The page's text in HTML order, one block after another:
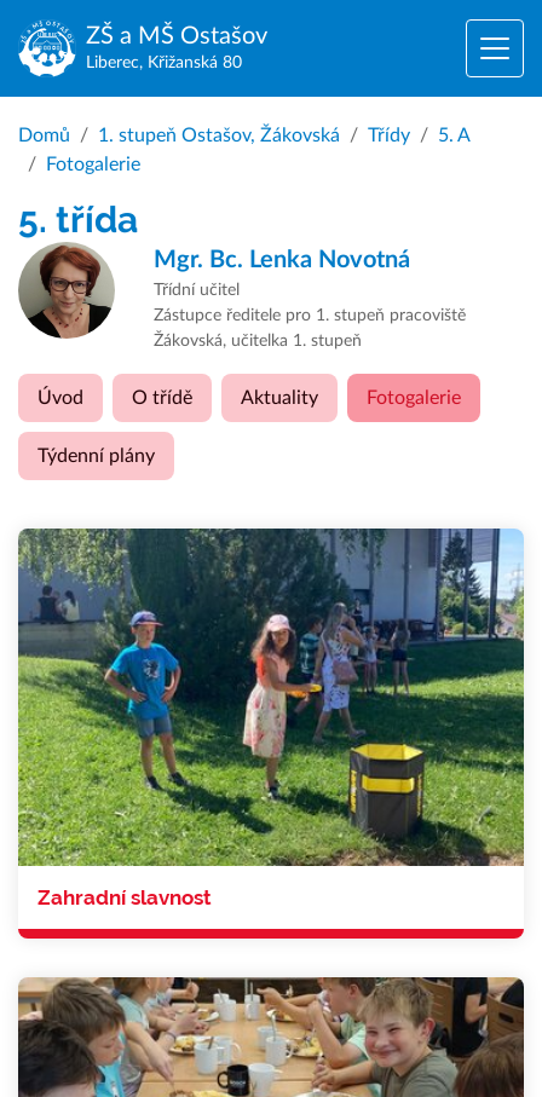
ZŠ a MŠ Ostašov
Liberec, Křižanská 80
Domů 1. stupeň Ostašov, Žákovská Třídy
5. A
Fotogalerie
5. třída
Mgr. Bc. Lenka Novotná
Třídní učitel
Zástupce ředitele pro 1. stupeň pracoviště
Žákovská, učitelka 1. stupeň
Úvod O třídě Aktuality Fotogalerie
Týdenní plány
Zahradní slavnost